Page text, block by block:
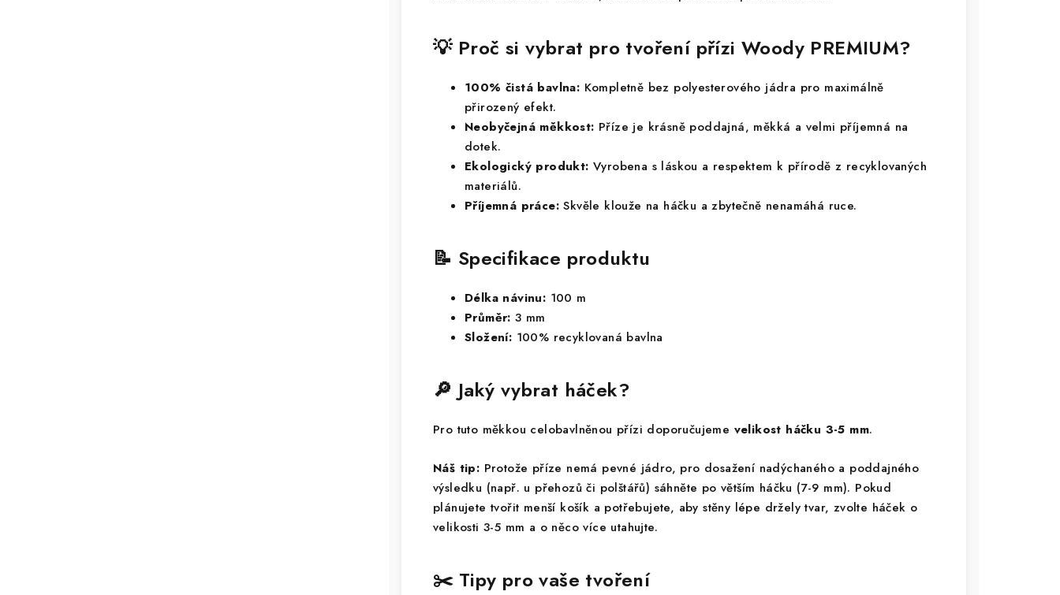
💡 Proč si vybrat pro tvoření přízi Woody PREMIUM?
100% čistá bavlna: Kompletně bez polyesterového jádra pro maximálně
přirozený efekt.
Neobyčejná měkkost: Příze je krásně poddajná, měkká a velmi příjemná na
dotek.
Ekologický produkt: Vyrobena s láskou a respektem k přírodě z recyklovaných
materiálů.
Příjemná práce: Skvěle klouže na háčku a zbytečně nenamáhá ruce.
📝 Specifikace produktu
Délka návinu: 100 m
Průměr: 3 mm
Složení: 100% recyklovaná bavlna
🔎 Jaký vybrat háček?
Pro tuto měkkou celobavlněnou přízi doporučujeme velikost háčku 3-5 mm.
Náš tip: Protože příze nemá pevné jádro, pro dosažení nadýchaného a poddajného
výsledku (např. u přehozů či polštářů) sáhněte po větším háčku (7-9 mm). Pokud
plánujete tvořit menší košík a potřebujete, aby stěny lépe držely tvar, zvolte háček o
velikosti 3-5 mm a o něco více utahujte.
✂️ Tipy pro vaše tvoření